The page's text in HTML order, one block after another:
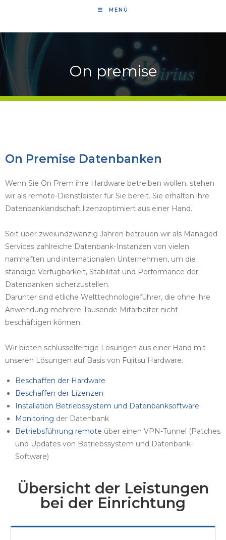
MENÜ
On premise
On Premise Datenbanken
Wenn Sie On Prem ihre Hardware betreiben wollen, stehen
wir als remote-Dienstleister für Sie bereit. Sie erhalten ihre
Datenbanklandschaft lizenzoptimiert aus einer Hand.
Seit über zweiundzwanzig Jahren betreuen wir als Managed
Services zahlreiche Datenbank-Instanzen von vielen
namhaften und internationalen Unternehmen, um die
ständige Verfügbarkeit, Stabilität und Performance der
Datenbanken sicherzustellen.
Darunter sind etliche Welttechnologieführer, die ohne ihre
Anwendung mehrere Tausende Mitarbeiter nicht
beschäftigen können.
Wir bieten schlüsselfertige Lösungen aus einer Hand mit
unseren Lösungen auf Basis von Fujitsu Hardware.
Beschaffen der Hardware
Beschaffen der Lizenzen
Installation Betriebssystem und Datenbanksoftware
Monitoring der Datenbank
Betriebsführung remote über einen VPN-Tunnel (Patches
und Updates von Betriebssystem und Datenbank-
Software)
Übersicht der Leistungen
bei der Einrichtung